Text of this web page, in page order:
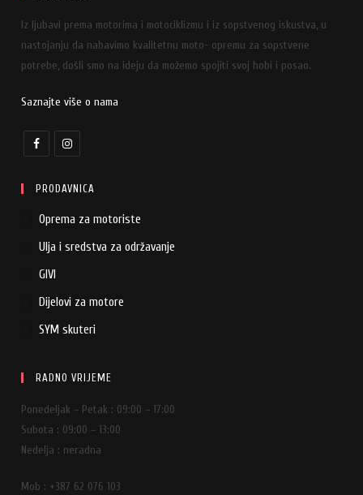
Iz ljubavi prema motorima i motociklizmu i iz sopstvenog iskustva, u
nastojanju da nabavimo kvalitetnu moto- opremu za sopstvene
potrebe, došli smo na ideju da možemo spojiti svoj hobi i posao.
Saznajte više o nama
PRODAVNICA
Oprema za motoriste
Ulja i sredstva za održavanje
GIVI
Dijelovi za motore
SYM skuteri
RADNO VRIJEME
Ponedeljak – Petak : 09:00 – 17:00
Subota : 09:00 – 13:00
Nedelja : neradna
Mob : +387 62 076 103